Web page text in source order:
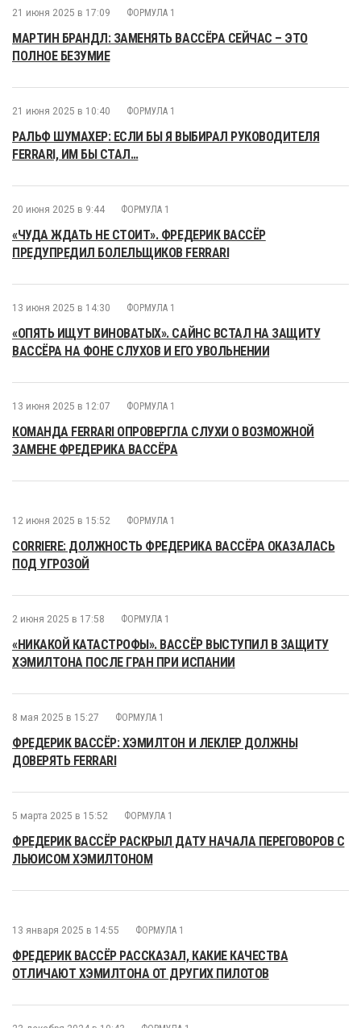
21 июня 2025 в 17:09 ФОРМУЛА 1
МАРТИН БРАНДЛ: ЗАМЕНЯТЬ ВАССЁРА СЕЙЧАС – ЭТО
ПОЛНОЕ БЕЗУМИЕ
21 июня 2025 в 10:40 ФОРМУЛА 1
РАЛЬФ ШУМАХЕР: ЕСЛИ БЫ Я ВЫБИРАЛ РУКОВОДИТЕЛЯ
FERRARI, ИМ БЫ СТАЛ…
20 июня 2025 в 9:44 ФОРМУЛА 1
«ЧУДА ЖДАТЬ НЕ СТОИТ». ФРЕДЕРИК ВАССЁР
ПРЕДУПРЕДИЛ БОЛЕЛЬЩИКОВ FERRARI
13 июня 2025 в 14:30 ФОРМУЛА 1
«ОПЯТЬ ИЩУТ ВИНОВАТЫХ». САЙНС ВСТАЛ НА ЗАЩИТУ
ВАССЁРА НА ФОНЕ СЛУХОВ И ЕГО УВОЛЬНЕНИИ
13 июня 2025 в 12:07 ФОРМУЛА 1
КОМАНДА FERRARI ОПРОВЕРГЛА СЛУХИ О ВОЗМОЖНОЙ
ЗАМЕНЕ ФРЕДЕРИКА ВАССЁРА
12 июня 2025 в 15:52 ФОРМУЛА 1
CORRIERE: ДОЛЖНОСТЬ ФРЕДЕРИКА ВАССЁРА ОКАЗАЛАСЬ
ПОД УГРОЗОЙ
2 июня 2025 в 17:58 ФОРМУЛА 1
«НИКАКОЙ КАТАСТРОФЫ». ВАССЁР ВЫСТУПИЛ В ЗАЩИТУ
ХЭМИЛТОНА ПОСЛЕ ГРАН ПРИ ИСПАНИИ
8 мая 2025 в 15:27 ФОРМУЛА 1
ФРЕДЕРИК ВАССЁР: ХЭМИЛТОН И ЛЕКЛЕР ДОЛЖНЫ
ДОВЕРЯТЬ FERRARI
5 марта 2025 в 15:52 ФОРМУЛА 1
ФРЕДЕРИК ВАССЁР РАСКРЫЛ ДАТУ НАЧАЛА ПЕРЕГОВОРОВ С
ЛЬЮИСОМ ХЭМИЛТОНОМ
13 января 2025 в 14:55 ФОРМУЛА 1
ФРЕДЕРИК ВАССЁР РАССКАЗАЛ, КАКИЕ КАЧЕСТВА
ОТЛИЧАЮТ ХЭМИЛТОНА ОТ ДРУГИХ ПИЛОТОВ